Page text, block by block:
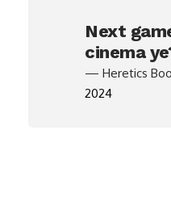
Next
cinema
— Heretics Boo
2024